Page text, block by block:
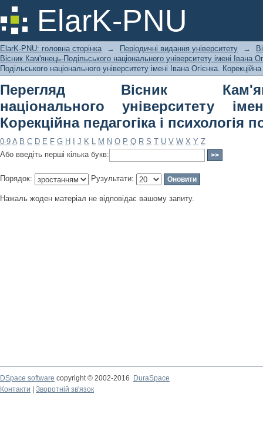
ElarK-PNU
Перегляд Вісник Кам'янець-
Івана Огієнка. Корекційна
ElarK-PNU: головна сторінка → Періодичні видання університету →
Вісник Кам'янець-Подільського національного університету імені Івана
Подільського національного університету імені Івана Огієнка.
Перегляд Вісник
національного університету
Корекційна педагогіка і психологія
0-9 A B C D E F G H J K L M N O P Q R S T U V W X Y Z
Або введіть перші кілька букв:
Порядок: Рузультати:
Нажаль жоден матеріал не відповідає вашому запиту.
DSpace software copyright © 2002-2016
DuraSpace
Контакти
Зворотній зв'язок